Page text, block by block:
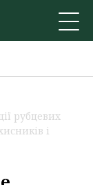
рубцевих
і